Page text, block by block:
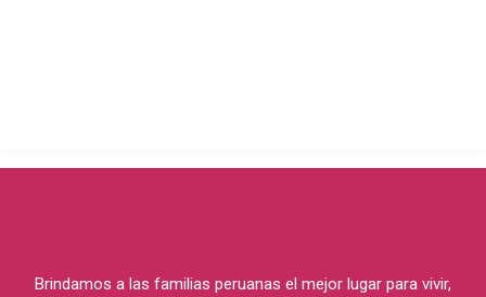
Brindamos a las familias peruanas el mejor lugar para vivir,